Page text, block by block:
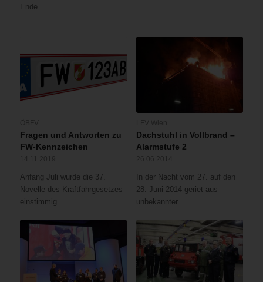
Ende.…
Fragen und Antworten zu
FW-Kennzeichen
Anfang Juli wurde die 37.
Novelle des Kraftfahrgesetzes
einstimmig…
Dachstuhl in Vollbrand –
Alarmstufe 2
In der Nacht vom 27. auf den
28. Juni 2014 geriet aus
unbekannter…